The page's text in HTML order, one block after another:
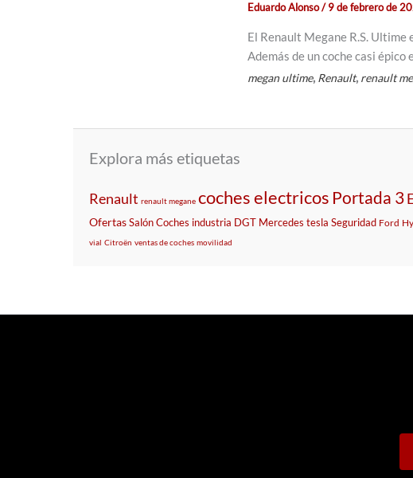
Eduardo Alonso/9 de febrero de
El Renault Megane R.S. Ultime
Además de un coche casi épico
megan ultime, Renault, renault
Explora más etiquetas
Renault renault megane coches electricos Portada 3
OfertasSalónCoches industria DGT Mercedes tesla Seguridad Ford
vial Citroën ventas de coches movilidad